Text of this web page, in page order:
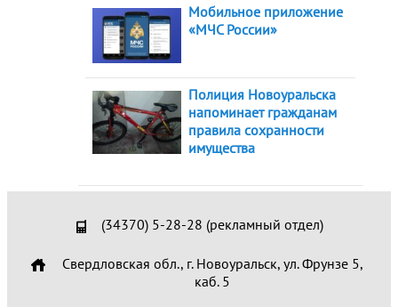
Мобильное приложение
«МЧС России»
Полиция Новоуральска
напоминает гражданам
правила сохранности
имущества
(34370) 5-28-28 (рекламный отдел)
Свердловская обл., г. Новоуральск, ул. Фрунзе 5,
каб. 5